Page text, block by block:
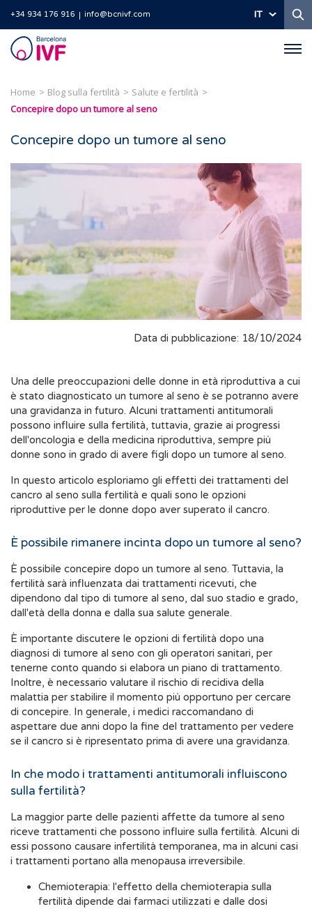
+34 934 176 916 info@bcnivf.com IT
Barcelona
IVF
Home Blog sulla fertilità
Salute e fertilità
Concepire dopo un tumore al seno
Concepire dopo un tumore al seno
Data di pubblicazione: 18/10/2024
Una delle preoccupazioni delle donne in età riproduttiva a cui
è stato diagnosticato un tumore al seno è se potranno avere
una gravidanza in futuro. Alcuni trattamenti antitumorali
possono influire sulla fertilità, tuttavia, grazie ai progressi
dell'oncologia e della medicina riproduttiva, sempre più
donne sono in grado di avere figli dopo un tumore al seno.
In questo articolo esploriamo gli effetti dei trattamenti del
cancro al seno sulla fertilità e quali sono le opzioni
riproduttive per le donne dopo aver superato il cancro.
È possibile rimanere incinta dopo un tumore al seno?
È possibile concepire dopo un tumore al seno. Tuttavia, la
fertilità sarà influenzata dai trattamenti ricevuti, che
dipendono dal tipo di tumore al seno, dal suo stadio e grado,
dall'età della donna e dalla sua salute generale.
È importante discutere le opzioni di fertilità dopo una
diagnosi di tumore al seno con gli operatori sanitari, per
tenerne conto quando si elabora un piano di trattamento.
Inoltre, è necessario valutare il rischio di recidiva della
malattia per stabilire il momento più opportuno per cercare
di concepire. In generale, i medici raccomandano di
aspettare due anni dopo la fine del trattamento per vedere
se il cancro si è ripresentato prima di avere una gravidanza.
In che modo i trattamenti antitumorali influiscono
sulla fertilità?
La maggior parte delle pazienti affette da tumore al seno
riceve trattamenti che possono influire sulla fertilità. Alcuni di
essi possono causare infertilità temporanea, ma in alcuni casi
i trattamenti portano alla menopausa irreversibile.
Chemioterapia: l'effetto della chemioterapia sulla
fertilità dipende dai farmaci utilizzati e dalle dosi